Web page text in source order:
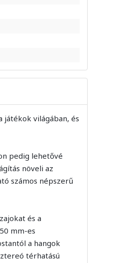
játékok világában, és
pedig lehetővé
növeli az
számos népszerű
és a
mm-es
a hangok
térhatású